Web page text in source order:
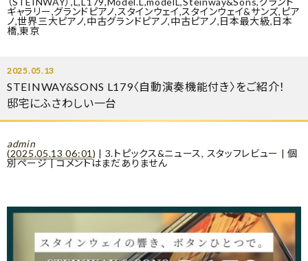
ギャラリー,グランドピアノ,スタインウェイ,スタインウェイ&サンズ, ピア
ノ,世界三大ピアノ,中古グランドピアノ,中古ピアノ,日本最大級,日本
橋,東京
2025.05.13
STEINWAY&SONS L179〈自動演奏機能付き〉をご紹介！
邸宅にふさわしい一台
admin
(2025.05.13 06:01 ) | 3.トピックス&ニュース, スタッフレビュー |個
別ページ|コメントはまだありません